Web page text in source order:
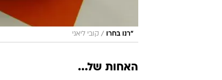
"רנו בחרו / קובי ליאני
האחות של...